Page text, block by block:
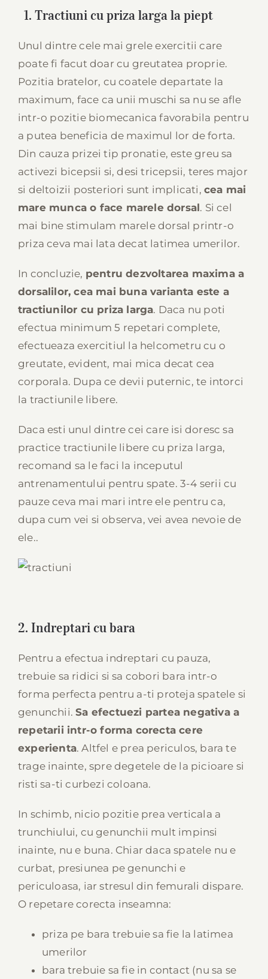
1. Tractiuni cu priza larga la piept
Unul dintre cele mai grele exercitii care
poate fi facut doar cu greutatea proprie.
Pozitia bratelor, cu coatele departate la
maximum, face ca unii muschi sa nu se afle
intr-o pozitie biomecanica favorabila pentru
a putea beneficia de maximul lor de forta.
Din cauza prizei tip pronatie, este greu sa
activezi bicepsii si, desi tricepsii, teres major
si deltoizii posteriori sunt implicati,cea mai
mare munca o face marele dorsal. Si cel
mai bine stimulam marele dorsal printr-o
priza ceva mai lata decat latimea umerilor.
In concluzie, pentru dezvoltarea maxima a
dorsalilor, cea mai buna varianta este a
tractiunilor cu priza larga. Daca nu poti
efectua minimum 5 repetari complete,
efectueaza exercitiul la helcometru cu o
greutate, evident, mai mica decat cea
corporala. Dupa ce devii puternic, te intorci
la tractiunile libere.
Daca esti unul dintre cei care isi doresc sa
practice tractiunile libere cu priza larga,
recomand sa le faci la inceputul
antrenamentului pentru spate. 3-4 serii cu
pauze ceva mai mari intre ele pentru ca,
dupa cum vei si observa, vei avea nevoie de
ele..
2. Indreptari cu bara
Pentru a efectua indreptari cu pauza,
trebuie sa ridici si sa cobori bara intr-o
forma perfecta pentru a-ti proteja spatele si
genunchii.Sa efectuezi partea negativa a
repetarii intr-o forma corecta cere
experienta. Altfel e prea periculos, bara te
trage inainte, spre degetele de la picioare si
risti sa-ti curbezi coloana.
In schimb, nicio pozitie prea verticala a
trunchiului, cu genunchii mult impinsi
inainte, nu e buna. Chiar daca spatele nu e
curbat, presiunea pe genunchi e
periculoasa, iar stresul din femurali dispare.
O repetare corecta inseamna:
priza pe bara trebuie sa fie la latimea
umerilor
bara trebuie sa fie in contact (nu sa se